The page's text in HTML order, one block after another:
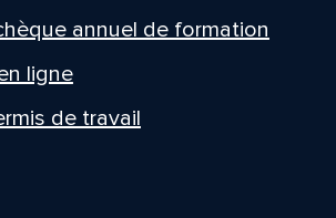
annuel de formation
ligne
de travail